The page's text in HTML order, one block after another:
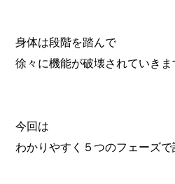
身体は段階を踏んで
徐々に機能が破壊されていきま
今回は
わかりやすく５つのフェーズで